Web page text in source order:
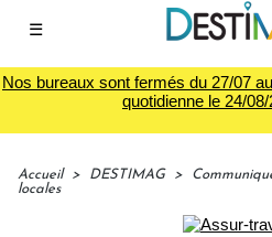
☰
Nos bureaux sont fermés du 27/07
quotidienne le 24/
Accueil > DESTIMAG >
locales